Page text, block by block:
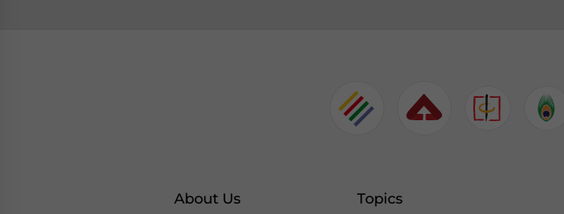
About Us Topics